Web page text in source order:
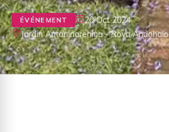
ÉVÉNEMENT
20 Oct 2024
Jardin Antaninarenina - Rova Andohalo